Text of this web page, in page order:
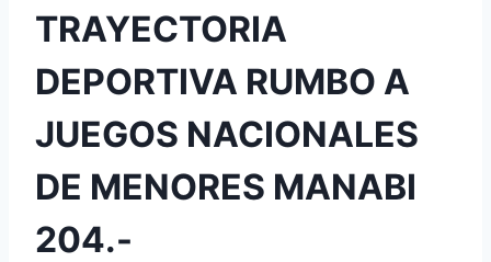
TRAYECTORIA
DEPORTIVA RUMBO A
JUEGOS NACIONALES
DE MENORES MANABI
204.-